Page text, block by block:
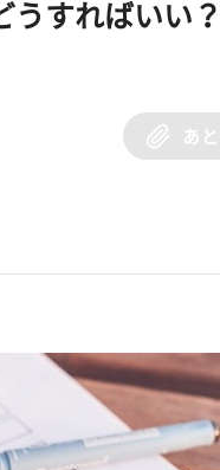
うすればいい
あ